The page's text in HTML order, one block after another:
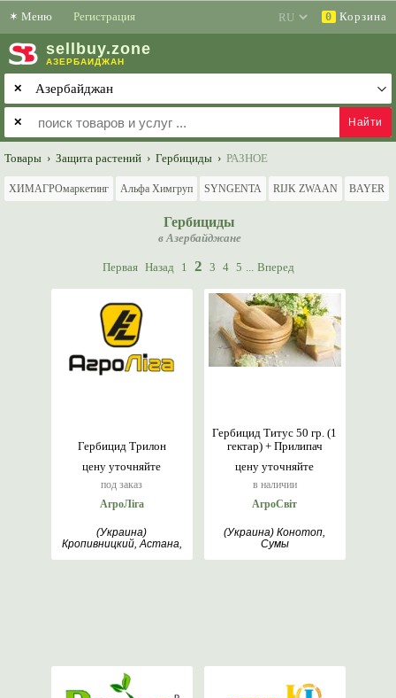
✶ Меню Регистрация 0 Корзина
sell buy.zone
АЗЕРБАЙДЖАН
✕
✕
Товары › Защита растений › Гербициды › РАЗНОЕ
ХИМАГРОмаркетинг Альфа Химгруп SYNGENTA RIJK ZWAAN BAYER
Гербициды
в Азербайджане
Первая Назад 1 2 3 4 5 ... Вперед
цену уточняйте
под заказ
Гербицид Трилон
АгроЛіга
(Украина)
Кропивницкий, Астана,
цену уточняйте
в наличии
Гербицид Титус 50 гр. (1
гектар) + Прилипач
АгроСвіт
(Украина) Конотоп,
Сумы